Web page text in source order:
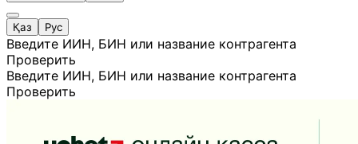
Қаз Рус
Введите ИИН, БИН или название контрагента
Проверить
Введите ИИН, БИН или название контрагента
Проверить